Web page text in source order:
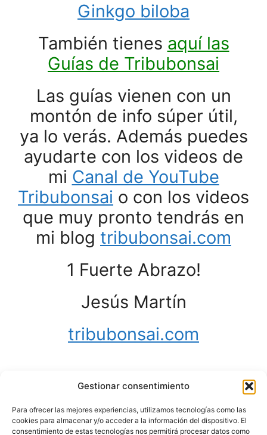
Gestionar consentimiento
Para ofrecer las mejores experiencias, utilizamos tecnologías como las
cookies para almacenar y/o acceder a la información del dispositivo. El
consentimiento de estas tecnologías nos permitirá procesar datos como
Ginkgo biloba
También tienes aquí las
Guías de Tribubonsai
Las guías vienen con un
montón de info súper útil,
ya lo verás. Además puedes
ayudarte con los videos de
mi Canal de YouTube
Tribubonsai o con los videos
que muy pronto tendrás en
mi blog tribubonsai.com
1 Fuerte Abrazo!
Jesús Martín
tribubonsai.com
PD: Seguiré actualizando toda la
información y mandándote éstas